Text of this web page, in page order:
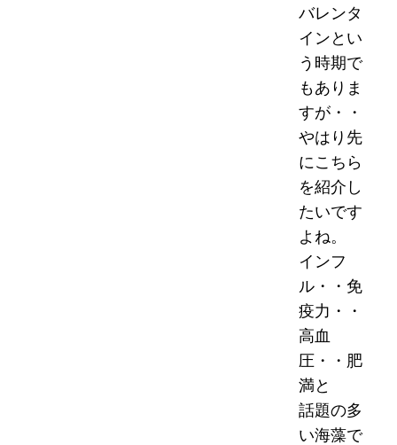
バレンタ
インとい
う時期で
もありま
すが・・
やはり先
にこちら
を紹介し
たいです
よね。
インフ
ル・・免
疫力・・
高血
圧・・肥
満と
話題の多
い海藻で